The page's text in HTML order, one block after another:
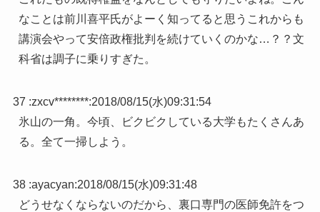
なことは前川喜平氏がよーく知ってると思うこれからも
講演会やって安倍政権批判を続けていくのかな…？？文
科省は調子に乗りすぎた。
37 :zxcv********:2018/08/15(水)09:31:54
氷山の一角。今頃、ビクビクしている大学もたくさんあ
る。全て一掃しよう。
38 :ayacyan:2018/08/15(水)09:31:48
どうせなくならないのだから、裏口専門の医師免許をつ